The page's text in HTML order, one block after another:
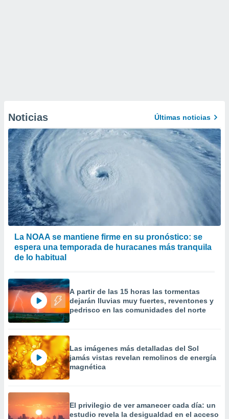
Noticias Últimas noticias
La NOAA se mantiene firme en su pronóstico: se
espera una temporada de huracanes más tranquila
de lo habitual
A partir de las 15 horas las tormentas
dejarán lluvias muy fuertes, reventones y
pedrisco en las comunidades del norte
Las imágenes más detalladas del Sol
jamás vistas revelan remolinos de energía
magnética
El privilegio de ver amanecer cada día: un
estudio revela la desigualdad en el acceso